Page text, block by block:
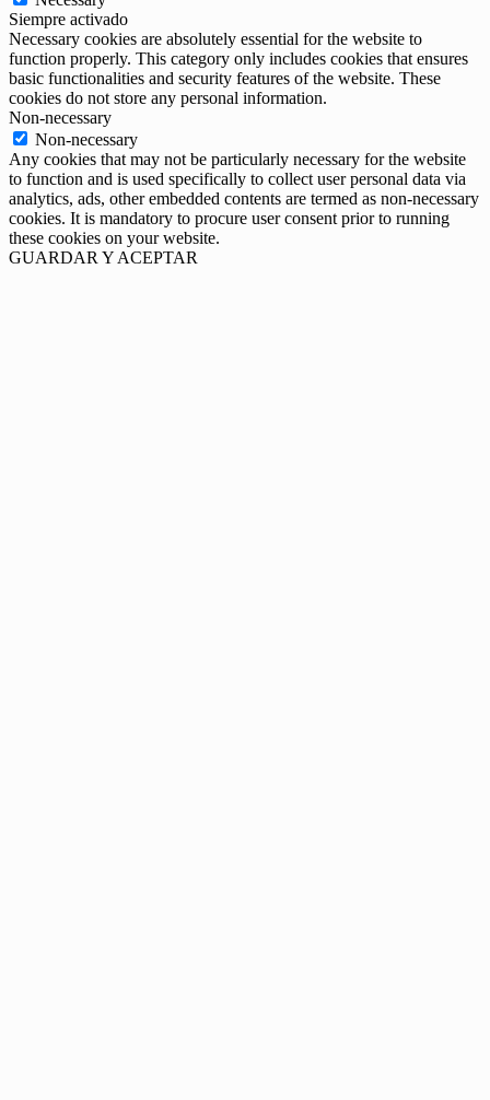
Siempre activado
Necessary cookies are absolutely essential for the website to
function properly. This category only includes cookies that ensures
basic functionalities and security features of the website. These
cookies do not store any personal information.
Non-necessary
Non-necessary
Any cookies that may not be particularly necessary for the website
to function and is used specifically to collect user personal data via
analytics, ads, other embedded contents are termed as non-necessary
cookies. It is mandatory to procure user consent prior to running
these cookies on your website.
GUARDAR Y ACEPTAR